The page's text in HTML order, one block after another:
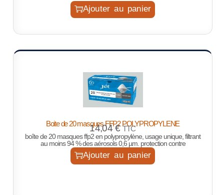
Ajouter au panier
Boite de 20 masques FFP2 POLYPROPYLENE
14,04€ TTC
boîte de 20 masques ffp2 en polypropylène, usage unique, filtrant
au moins 94 % des aérosols 0,6 µm. protection contre
Ajouter au panier